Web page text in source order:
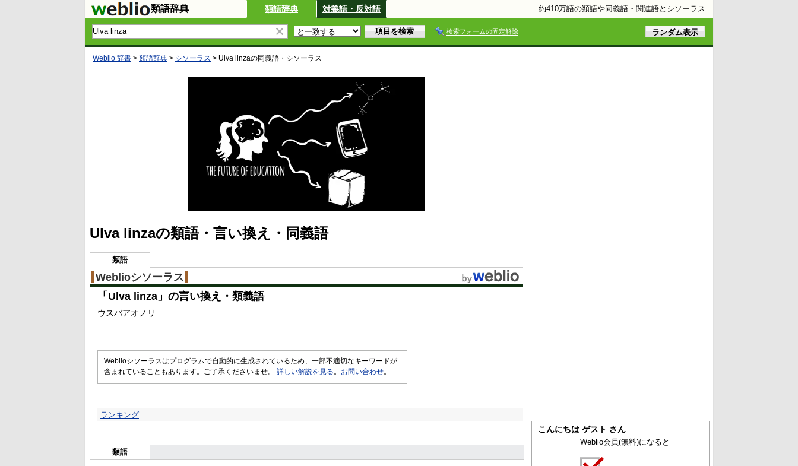
類語辞典 類語辞典 対義語・反対語 約410万語の類語や同義語・関連語とシソーラス
検索フォームの固定解除
Weblio 辞書 > 類語辞典 > シソーラス > Ulva linzaの同義語・シソーラス
Ulva linzaの類語・言い換え・同義語
類語
Weblioシソーラス
「 Ulva linza 」の言い換え・類義語
ウスバアオノリ
Weblioシソーラスはプログラムで自動的に生成されているため、一部不適切なキーワードが
含まれていることもあります。ご了承くださいませ。 詳しい解説を見る 。 お問い合わせ。
ランキング
類語
こんにちは ゲスト さん
Weblio会員(無料)になると